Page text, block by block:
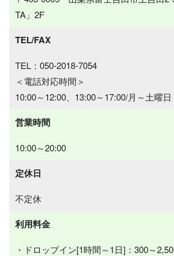
TA」2F
TEL/FAX
TEL：050-2018-7054
＜電話対応時間＞
10:00～12:00、13:00～17:00/月～土曜日
営業時間
10:00～20:00
定休日
不定休
利用料金
・ドロップイン[1時間～1日]：300～